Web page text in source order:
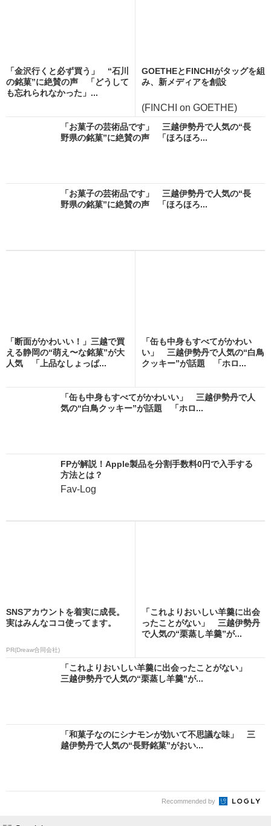
「金沢行くと必ず買う」 “石川
の銘菓”に絶賛の声 「どうして
も忘れられなかった」...
GOETHEとFINCHIがタッグを組
み、新メディアを創設
(FINCHI on GOETHE)
「お菓子の芸術品です」 三越伊勢丹で人気の“長
野県の銘菓”に絶賛の声 「ほろほろ...
「お菓子の芸術品です」 三越伊勢丹で人気の“長
野県の銘菓”に絶賛の声 「ほろほろ...
「断面がかわいい！」三越で買
える静岡の“萌え〜な銘菓”が大
人気 「上品なしょっぱ...
「缶も中身もすべてがかわい
い」 三越伊勢丹で人気の“白鳥
クッキー”が話題 「ホロ...
「缶も中身もすべてがかわいい」 三越伊勢丹で人
気の“白鳥クッキー”が話題 「ホロ...
FPが解説！Apple製品を分割手数料0円で入手する
方法とは？
Fav-Log
SNSアカウントを着実に成長。
実はみんなココ使ってます。
PR(Dreaw合同会社)
「これよりおいしい羊羹に出会
ったことがない」 三越伊勢丹
で人気の“栗蒸し羊羹”が...
「これよりおいしい羊羹に出会ったことがない」
三越伊勢丹で人気の“栗蒸し羊羹”が...
「和菓子なのにシナモンが効いて不思議な味」 三
越伊勢丹で人気の“長野銘菓”がおい...
Recommended by